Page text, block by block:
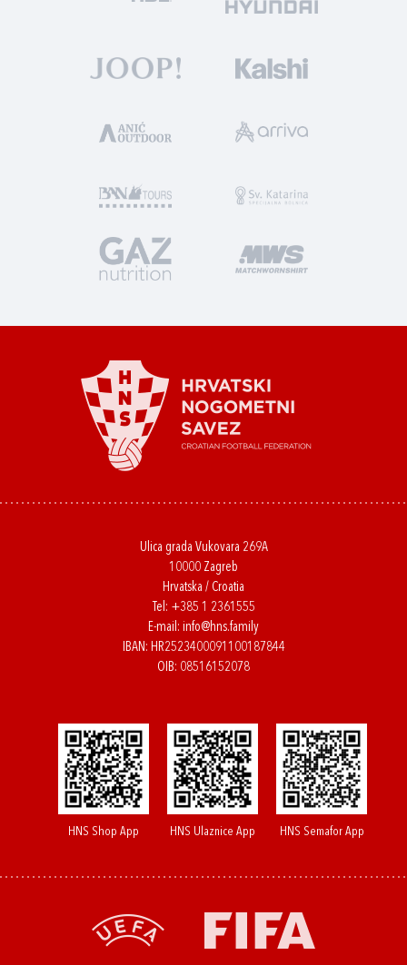
Ulica grada Vukovara 269A
10000 Zagreb
Hrvatska / Croatia
Tel: +385 1 2361555
E-mail: info@hns.family
IBAN: HR2523400091100187844
OIB: 08516152078
HNS Shop App HNS Ulaznice App HNS Semafor App